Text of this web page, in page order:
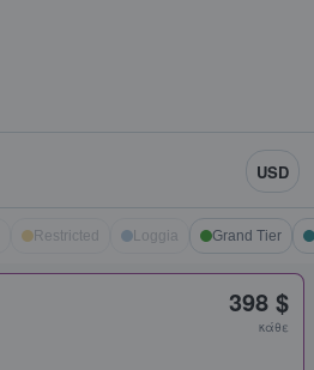
USD
Restricted Loggia Grand Tier
398 $
κάθε